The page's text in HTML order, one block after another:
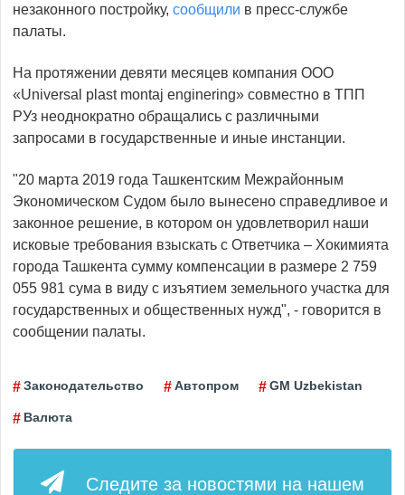
незаконного постройку, сообщили в пресс-службе
палаты.
На протяжении девяти месяцев компания ООО
«Universal plast montaj enginering» совместно в ТПП
РУз неоднократно обращались с различными
запросами в государственные и иные инстанции.
"20 марта 2019 года Ташкентским Межрайонным
Экономическом Судом было вынесено справедливое и
законное решение, в котором он удовлетворил наши
исковые требования взыскать с Ответчика – Хокимията
города Ташкента сумму компенсации в размере 2 759
055 981 сума в виду с изъятием земельного участка для
государственных и общественных нужд", - говорится в
сообщении палаты.
Законодательство Автопром GM Uzbekistan
Валюта
Следите за новостями на нашем